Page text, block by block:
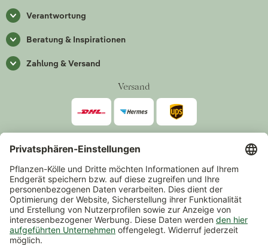
Verantwortung
Beratung & Inspirationen
Zahlung & Versand
Versand
*Alle Preise inkl. gesetzlicher Mehrwertsteuer zzgl.Versand
Mindestbestellwert 14,90 €, ausgenommen sind Gutscheine und
Events.